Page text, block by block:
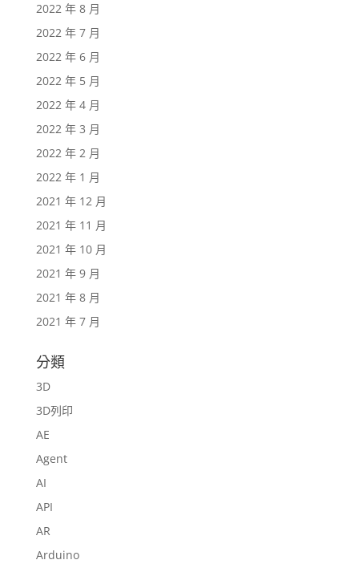
2022 年 8 月
2022 年 7 月
2022 年 6 月
2022 年 5 月
2022 年 4 月
2022 年 3 月
2022 年 2 月
2022 年 1 月
2021 年 12 月
2021 年 11 月
2021 年 10 月
2021 年 9 月
2021 年 8 月
2021 年 7 月
分類
3D
3D列印
AE
Agent
AI
API
AR
Arduino